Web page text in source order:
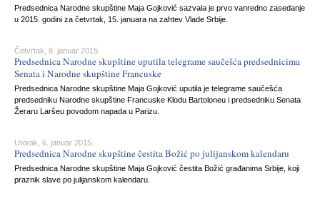
Predsednica Narodne skupštine Maja Gojković sazvala je prvo vanredno zasedanje
u 2015. godini za četvrtak, 15. januara na zahtev Vlade Srbije.
Četvrtak, 8. januar 2015.
Predsednica Narodne skupštine uputila telegrame saučešća predsednicima
Senata i Narodne skupštine Francuske
Predsednica Narodne skupštine Maja Gojković uputila je telegrame saučešća
predsedniku Narodne skupštine Francuske Klodu Bartoloneu i predsedniku Senata
Žeraru Laršeu povodom napada u Parizu.
Utorak, 6. januar 2015.
Predsednica Narodne skupštine čestita Božić po julijanskom kalendaru
Predsednica Narodne skupštine Maja Gojković čestita Božić građanima Srbije, koji
praznik slave po julijanskom kalendaru.